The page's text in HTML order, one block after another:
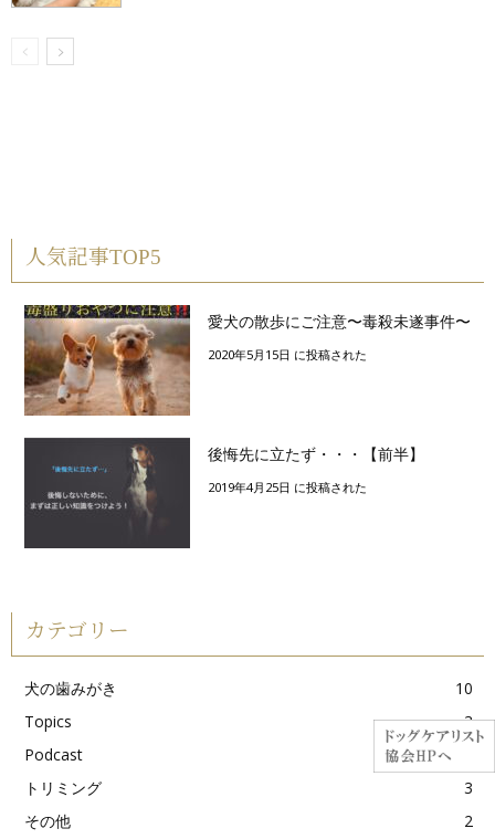
人気記事TOP5
愛犬の散歩にご注意〜毒殺未遂事件〜
2020年5月15日 に投稿された
後悔先に立たず・・・【前半】
2019年4月25日 に投稿された
カテゴリー
犬の歯みがき
10
Topics
3
Podcast
トリミング
3
その他
2